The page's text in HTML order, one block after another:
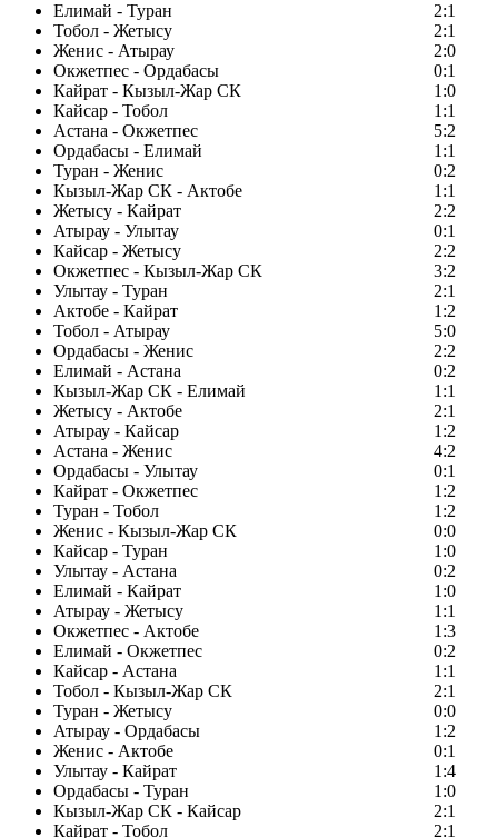
Елимай - Туран
2:1
Тобол - Жетысу
2:1
Женис - Атырау
2:0
Окжетпес - Ордабасы
0:1
Кайрат - Кызыл-Жар СК
1:0
Кайсар - Тобол
1:1
Астана - Окжетпес
5:2
Ордабасы - Елимай
1:1
Туран - Женис
0:2
Кызыл-Жар СК - Актобе
1:1
Жетысу - Кайрат
2:2
Атырау - Улытау
0:1
Кайсар - Жетысу
2:2
Окжетпес - Кызыл-Жар СК
3:2
Улытау - Туран
2:1
Актобе - Кайрат
1:2
Тобол - Атырау
5:0
Ордабасы - Женис
2:2
Елимай - Астана
0:2
Кызыл-Жар СК - Елимай
1:1
Жетысу - Актобе
2:1
Атырау - Кайсар
1:2
Астана - Женис
4:2
Ордабасы - Улытау
0:1
Кайрат - Окжетпес
1:2
Туран - Тобол
1:2
Женис - Кызыл-Жар СК
0:0
Кайсар - Туран
1:0
Улытау - Астана
0:2
Елимай - Кайрат
1:0
Атырау - Жетысу
1:1
Окжетпес - Актобе
1:3
Елимай - Окжетпес
0:2
Кайсар - Астана
1:1
Тобол - Кызыл-Жар СК
2:1
Туран - Жетысу
0:0
Атырау - Ордабасы
1:2
Женис - Актобе
0:1
Улытау - Кайрат
1:4
Ордабасы - Туран
1:0
Кызыл-Жар СК - Кайсар
2:1
Кайрат - Тобол
2:1